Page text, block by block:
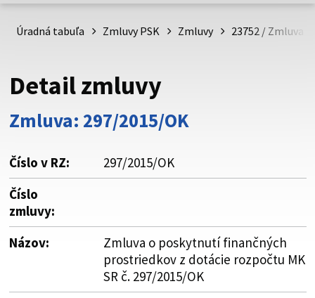
psk.sk.
Buďte pozorní a vždy sa uistite, že zdieľate informácie iba
cez zabezpečenú webovú stránku. Zabezpečená stránka
vždy začína https:// pred názvom domény webového sídla.
Úradná tabuľa Zmluvy PSK Zmluvy 23752 / Zmluva
Detail zmluvy
Zmluva: 297/2015/OK
Číslo v RZ:
297/2015/OK
Číslo
zmluvy:
Názov:
Zmluva o poskytnutí finančných
prostriedkov z dotácie rozpočtu MK
SR č. 297/2015/OK